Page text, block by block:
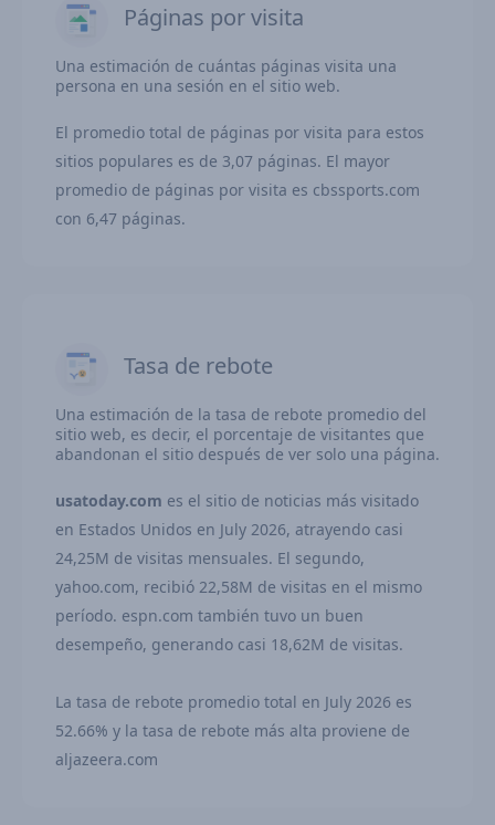
Páginas por visita
Una estimación de cuántas páginas visita una
persona en una sesión en el sitio web.
El promedio total de páginas por visita para estos
sitios populares es de 3,07 páginas. El mayor
promedio de páginas por visita es cbssports.com
con 6,47 páginas.
Tasa de rebote
Una estimación de la tasa de rebote promedio del
sitio web, es decir, el porcentaje de visitantes que
abandonan el sitio después de ver solo una página.
usatoday.com es el sitio de noticias más visitado
en Estados Unidos en July 2026, atrayendo casi
24,25M de visitas mensuales. El segundo,
yahoo.com, recibió 22,58M de visitas en el mismo
período. espn.com también tuvo un buen
desempeño, generando casi 18,62M de visitas.
La tasa de rebote promedio total en July 2026 es
52.66% y la tasa de rebote más alta proviene de
aljazeera.com